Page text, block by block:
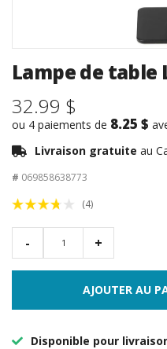
Lampe de table
32.99 $
ou 4 paiements de 8.25 $
Livraison gratuite au
# 069858638773
(4)
- +
AJOUTER AU
Disponible pour